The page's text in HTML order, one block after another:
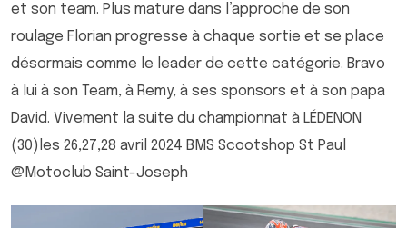
et son team. Plus mature dans l’approche de son
roulage Florian progresse à chaque sortie et se place
désormais comme le leader de cette catégorie. Bravo
à lui à son Team, à Remy, à ses sponsors et à son papa
David. Vivement la suite du championnat à LÉDENON
(30)les 26,27,28 avril 2024 BMS Scootshop St Paul
@Motoclub Saint-Joseph